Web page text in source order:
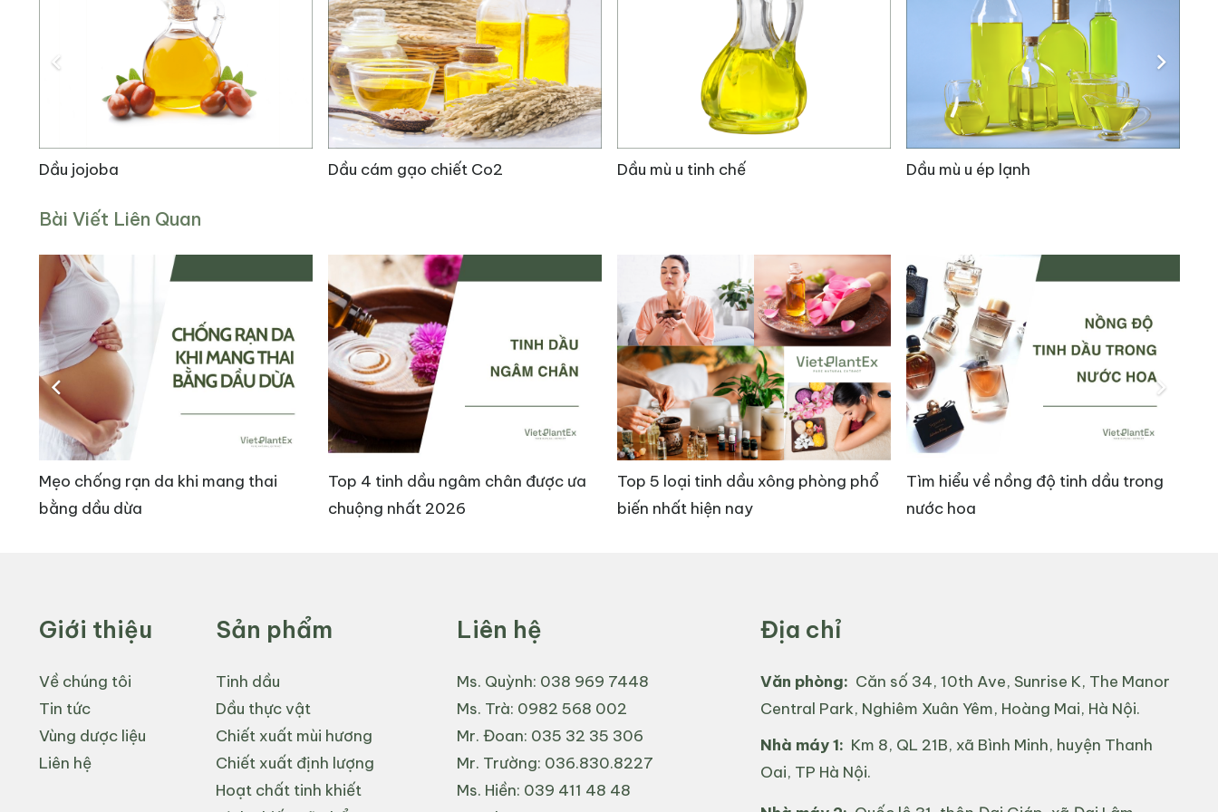
Đồng thời, nó còn có thể giúp giảm sự xuất hiện của quầng thâm dưới mắt và chống lại quá trình lão hóa da. Nhiều người cũng sử dụng dầu hạnh nhân để
dưỡng ẩm và bảo vệ da khỏi tác hại của tia UV, dù hiệu quả này cần thêm nhiều nghiên cứu để chứng minh rõ ràng [3].
gãy rụng hơn.
trên da đầu có thể giúp điều trị da đầu khô, viêm da tiết bã và giảm bong tróc da đầu.
>> Xem thêm:Dầu dừa phân đoạn
Dầu cám gạo chiết Co2 Dầu mù u tinh chế Dầu mù u ép lạnh Dầu dừa phân đoạn
Bài Viết Liên Quan
Top 4 tinh dầu ngâm chân được ưa
chuộng nhất 2026
Top 5 loại tinh dầu xông phòng phổ
biến nhất hiện nay
Tìm hiểu về nồng độ tinh dầu trong
nước hoa
Bật Mí Cách Trị Nhức Chân Khi Trời
Lạnh Hiệu Quả
Giới thiệu
Về chúng tôi
Tin tức
Vùng dược liệu
Liên hệ
Sản phẩm
Tinh dầu
Dầu thực vật
Chiết xuất mùi hương
Chiết xuất định lượng
Hoạt chất tinh khiết
Liên hệ
Ms. Quỳnh: 038 969 7448
Ms. Trà: 0982 568 002
Mr. Đoan: 035 32 35 306
Mr. Trường: 036.830.8227
Ms. Hiền: 039 411 48 48
Địa chỉ
Văn phòng: Căn số 34, 10th Ave, Sunrise K, The Manor
Central Park, Nghiêm Xuân Yêm, Hoàng Mai, Hà Nội.
Nhà máy 1: Km 8, QL 21B, xã Bình Minh, huyện Thanh
Oai, TP Hà Nội.